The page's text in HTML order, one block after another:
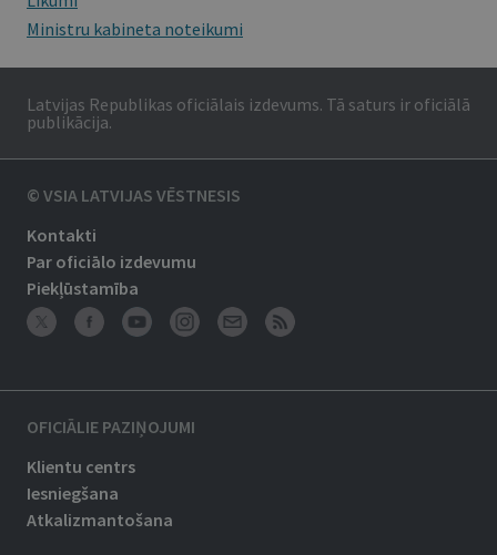
Ministru kabineta noteikumi
Latvijas Republikas oficiālais izdevums. Tā saturs ir oficiālā
publikācija.
© VSIA LATVIJAS VĒSTNESIS
Kontakti
Par oficiālo izdevumu
Piekļūstamība
OFICIĀLIE PAZIŅOJUMI
Klientu centrs
Iesniegšana
Atkalizmantošana